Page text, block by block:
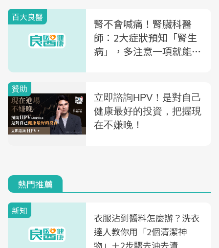
百大良醫
腎不會喊痛！腎臟科醫
師：2大症狀預知「腎生
病」，多注意一項就能救
熱門推薦
新知
衣服沾到醬料怎麼辦？洗衣
達人教你用「2個清潔神
物」＋2步驟去油去漬